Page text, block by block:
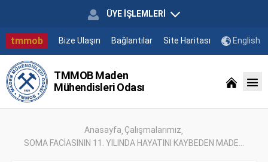
ÜYE İŞLEMLERİ
tmmob Bize Ulaşın Bağlantılar Site Haritası English
TMMOB Maden
Mühendisleri Odası
Anasayfa Çalışmalarımız
SOMA FACİASININ 11. YILINDA HAYATINI KAYBEDEN MADE...